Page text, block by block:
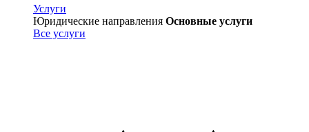
Услуги
Услуги
Юридические направления Основные услуги
Все услуги